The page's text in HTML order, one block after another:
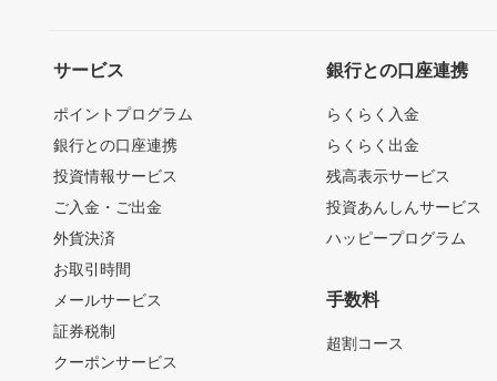
サービス
ポイントプログラム
銀行との口座連携
投資情報サービス
ご入金・ご出金
外貨決済
お取引時間
メールサービス
証券税制
クーポンサービス
銀行との口座連携
らくらく入金
らくらく出金
残高表示サービス
投資あんしんサービス
ハッピープログラム
手数料
超割コース